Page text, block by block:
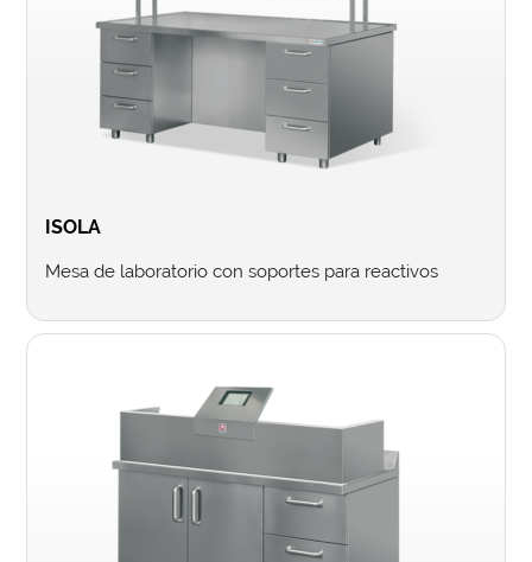
ISOLA
Mesa de laboratorio con soportes para reactivos